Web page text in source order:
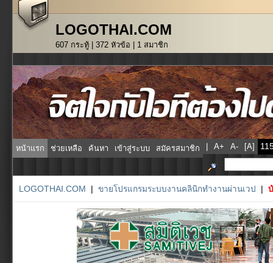
LOGOTHAI.COM
607 กระทู้ | 372 หัวข้อ | 1 สมาชิก
หน้าแรก ช่วยเหลือ ค้นหา เข้าสู่ระบบ สมัครสมาชิก | A+ A- [A]
LOGOTHAI.COM | ขายโปรแกรมระบบงานคลินิกทำงานผ่านเวป |